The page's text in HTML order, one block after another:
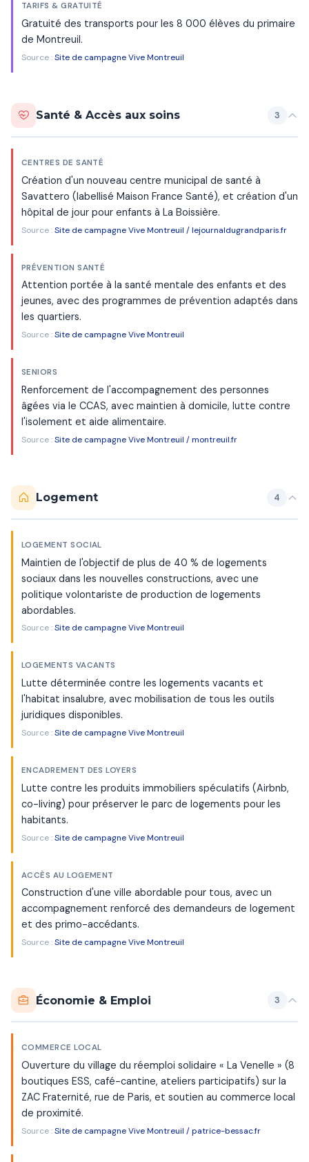
TARIFS & GRATUITÉ
Gratuité des transports pour les 8 000 élèves du primaire
de Montreuil.
Source :Site de campagne Vive Montreuil
Santé & Accès aux soins 3
CENTRES DE SANTÉ
Création d'un nouveau centre municipal de santé à
Savattero (labellisé Maison France Santé), et création d'un
hôpital de jour pour enfants à La Boissière.
Source :Site de campagne Vive Montreuil / lejournaldugrandparis.fr
PRÉVENTION SANTÉ
Attention portée à la santé mentale des enfants et des
jeunes, avec des programmes de prévention adaptés dans
les quartiers.
Source :Site de campagne Vive Montreuil
SENIORS
Renforcement de l'accompagnement des personnes
âgées via le CCAS, avec maintien à domicile, lutte contre
l'isolement et aide alimentaire.
Source :Site de campagne Vive Montreuil / montreuil.fr
Logement 4
LOGEMENT SOCIAL
Maintien de l'objectif de plus de 40 % de logements
sociaux dans les nouvelles constructions, avec une
politique volontariste de production de logements
abordables.
Source :Site de campagne Vive Montreuil
LOGEMENTS VACANTS
Lutte déterminée contre les logements vacants et
l'habitat insalubre, avec mobilisation de tous les outils
juridiques disponibles.
Source :Site de campagne Vive Montreuil
ENCADREMENT DES LOYERS
Lutte contre les produits immobiliers spéculatifs (Airbnb,
co-living) pour préserver le parc de logements pour les
habitants.
Source :Site de campagne Vive Montreuil
ACCÈS AU LOGEMENT
Construction d'une ville abordable pour tous, avec un
accompagnement renforcé des demandeurs de logement
et des primo-accédants.
Source :Site de campagne Vive Montreuil
Économie & Emploi 3
COMMERCE LOCAL
Ouverture du village du réemploi solidaire « La Venelle » (8
boutiques ESS, café-cantine, ateliers participatifs) sur la
ZAC Fraternité, rue de Paris, et soutien au commerce local
de proximité.
Source :Site de campagne Vive Montreuil / patrice-bessac.fr